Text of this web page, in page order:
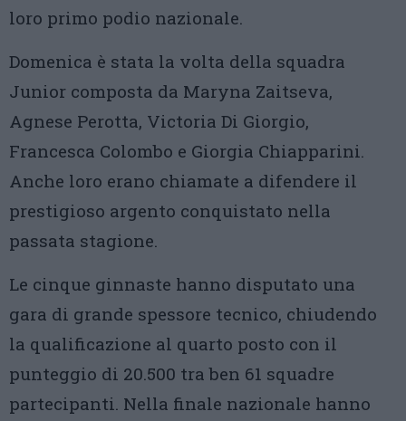
loro primo podio nazionale.
Domenica è stata la volta della squadra
Junior composta da Maryna Zaitseva,
Agnese Perotta, Victoria Di Giorgio,
Francesca Colombo e Giorgia Chiapparini.
Anche loro erano chiamate a difendere il
prestigioso argento conquistato nella
passata stagione.
Le cinque ginnaste hanno disputato una
gara di grande spessore tecnico, chiudendo
la qualificazione al quarto posto con il
punteggio di 20.500 tra ben 61 squadre
partecipanti. Nella finale nazionale hanno